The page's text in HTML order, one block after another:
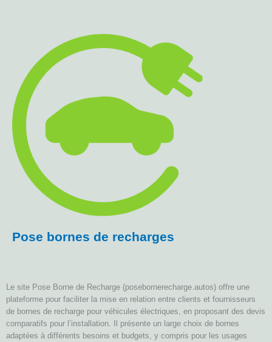
Pose bornes de recharges
Le site Pose Borne de Recharge (posebornerecharge.autos) offre une
plateforme pour faciliter la mise en relation entre clients et fournisseurs
de bornes de recharge pour véhicules électriques, en proposant des devis
comparatifs pour l’installation. Il présente un large choix de bornes
adaptées à différents besoins et budgets, y compris pour les usages